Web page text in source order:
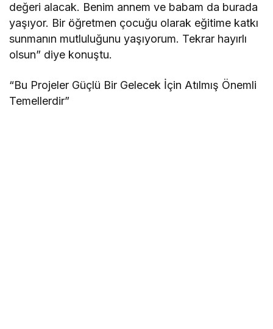
değeri alacak. Benim annem ve babam da burada
yaşıyor. Bir öğretmen çocuğu olarak eğitime katkı
sunmanın mutluluğunu yaşıyorum. Tekrar hayırlı
olsun” diye konuştu.
“Bu Projeler Güçlü Bir Gelecek İçin Atılmış Önemli
Temellerdir”